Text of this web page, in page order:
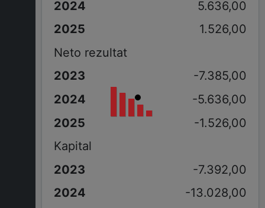
5.636,00
1.526,00
Neto rezultat
-7.385,00
-5.636,00
-1.526,00
Kapital
-7.392,00
-13.028,00